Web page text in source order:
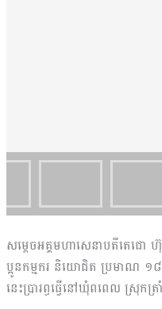
សម្តេចអគ្គមហាសេនាបតីតេជោ
ប្អូនកម្មករ និយោជិត ប្រមាណ
នេះប្រារព្ធធ្វើនៅឃុំពពេល ស្រុកត្